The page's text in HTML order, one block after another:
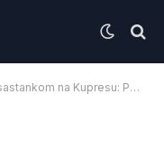
prošlo je mnogo bolje nego što smo očekivali